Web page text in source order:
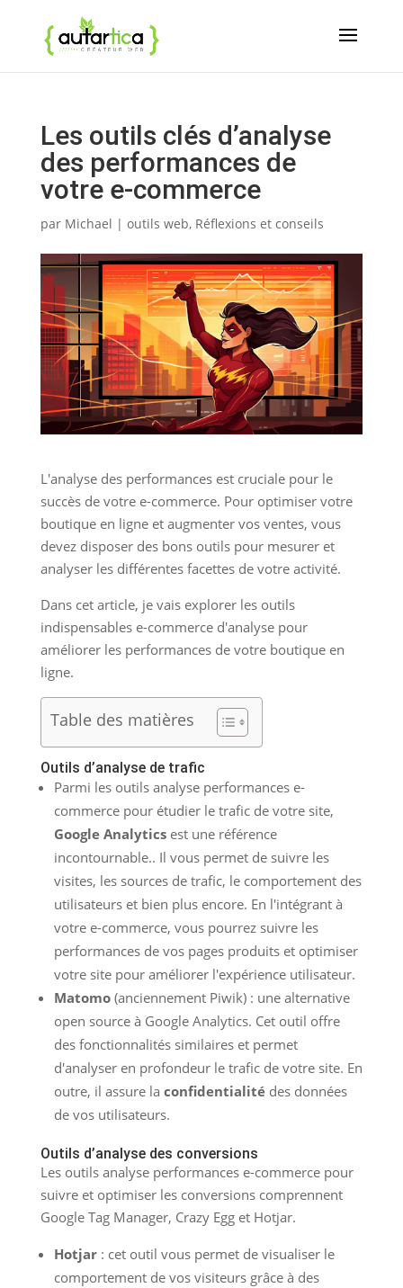
Les outils clés d’analyse
des performances de
votre e-commerce
par Michael | outils web, Réflexions et conseils
L'analyse des performances est cruciale pour le
succès de votre e-commerce. Pour optimiser votre
boutique en ligne et augmenter vos ventes, vous
devez disposer des bons outils pour mesurer et
analyser les différentes facettes de votre activité.
Dans cet article, je vais explorer les outils
indispensables e-commerce d'analyse pour
améliorer les performances de votre boutique en
ligne.
Table des matières
Outils d’analyse de trafic
Parmi les outils analyse performances e-
commerce pour étudier le trafic de votre site,
Google Analyticsest une référence
incontournable.. Il vous permet de suivre les
visites, les sources de trafic, le comportement des
utilisateurs et bien plus encore. En l'intégrant à
votre e-commerce, vous pourrez suivre les
performances de vos pages produits et optimiser
votre site pour améliorer l'expérience utilisateur.
Matomo (anciennement Piwik) : une alternative
open source à Google Analytics. Cet outil offre
des fonctionnalités similaires et permet
d'analyser en profondeur le trafic de votre site. En
outre, il assure la confidentialité des données
de vos utilisateurs.
Outils d’analyse des conversions
Les outils analyse performances e-commerce pour
suivre et optimiser les conversions comprennent
Google Tag Manager, Crazy Egg et Hotjar.
Hotjar : cet outil vous permet de visualiser le
comportement de vos visiteurs grâce à des